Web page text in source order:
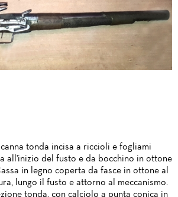
tonda incisa a riccioli e fogliami
all'inizio del fusto e da bocchino in ottone
in legno coperta da fasce in ottone al
lungo il fusto e attorno al meccanismo.
tonda, con calciolo a punta conica in